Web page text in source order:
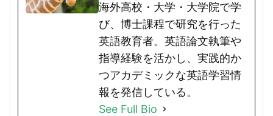
海外高校・大学・大学院で学
び、博士課程で研究を行った
英語教育者。英語論文執筆や
指導経験を活かし、実践的か
つアカデミックな英語学習情
報を発信している。
See Full Bio